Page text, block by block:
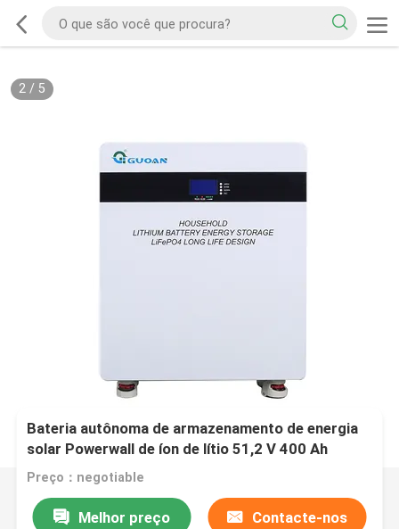
2/ 5
Bateria autônoma de armazenamento de energia
solar Powerwall de íon de lítio 51,2 V 400 Ah
Preço：negotiable
Melhor preço Contacte-nos